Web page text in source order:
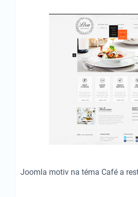
Joomla motiv na téma Café a